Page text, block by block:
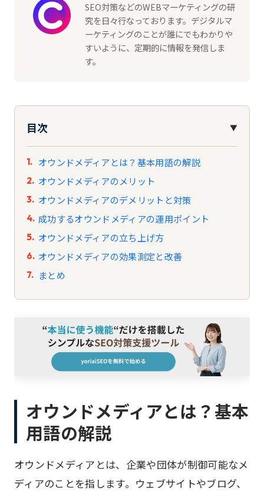
SEO対策などのWEBマーケティングの研
究を日々行なっております。デジタルマ
ーケティングのことが誰にでもわかりや
すいように、定期的に情報を発信しま
す。
目次 ▼
オウンドメディアとは？基本用語の解説
オウンドメディアのメリット
オウンドメディアのデメリットと対策
成功するオウンドメディアの運用ポイント
オウンドメディアの立ち上げ方
オウンドメディアの効果測定と改善
まとめ
オウンドメディアとは？基本
用語の解説
オウンドメディアとは、企業や団体が制御可能なメ
ディアのことを指します。ウェブサイトやブログ、